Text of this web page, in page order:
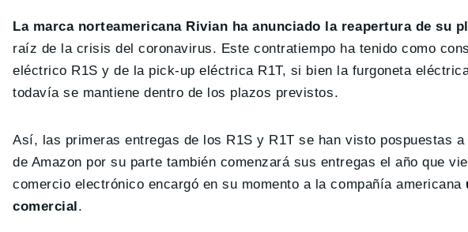
La marca norteamericana Rivian ha anunciado la reapertura de su
raíz de la crisis del coronavirus. Este contratiempo ha tenido como
eléctrico R1S y de la pick-up eléctrica R1T, si bien la furgoneta
todavía se mantiene dentro de los plazos previstos.
Así, las primeras entregas de los R1S y R1T se han visto pospuestas
de Amazon por su parte también comenzará sus entregas el año que
comercio electrónico encargó en su momento a la compañía americana
comercial.